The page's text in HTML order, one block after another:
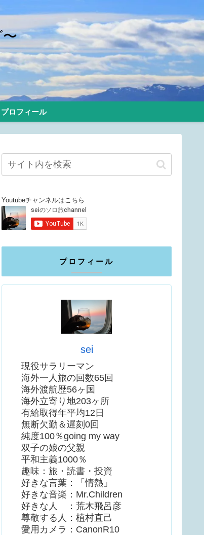
プロフィール
Youtubeチャンネルはこちら
プロフィール
sei
現役サラリーマン
海外一人旅の回数65回
海外渡航歴56ヶ国
海外立寄り地203ヶ所
有給取得年平均12日
無断欠勤＆遅刻0回
純度100％going my way
双子の娘の父親
平和主義1000％
趣味：旅・読書・投資
好きな言葉：「情熱」
好きな音楽：Mr.Children
好きな人 ：荒木飛呂彦
尊敬する人：植村直己
愛用カメラ：CanonR10